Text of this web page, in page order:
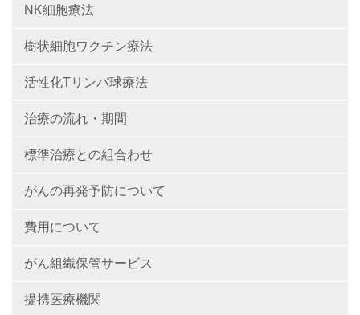
NK細胞療法
樹状細胞ワクチン療法
活性化Tリンパ球療法
治療の流れ・期間
標準治療との組合わせ
がんの再発予防について
費用について
がん組織保管サービス
提携医療機関